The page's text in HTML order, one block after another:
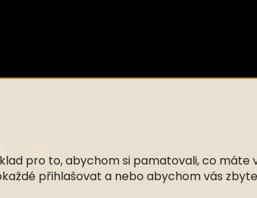
pro to, abychom si pamatovali, co máte
přihlašovat a nebo abychom vás